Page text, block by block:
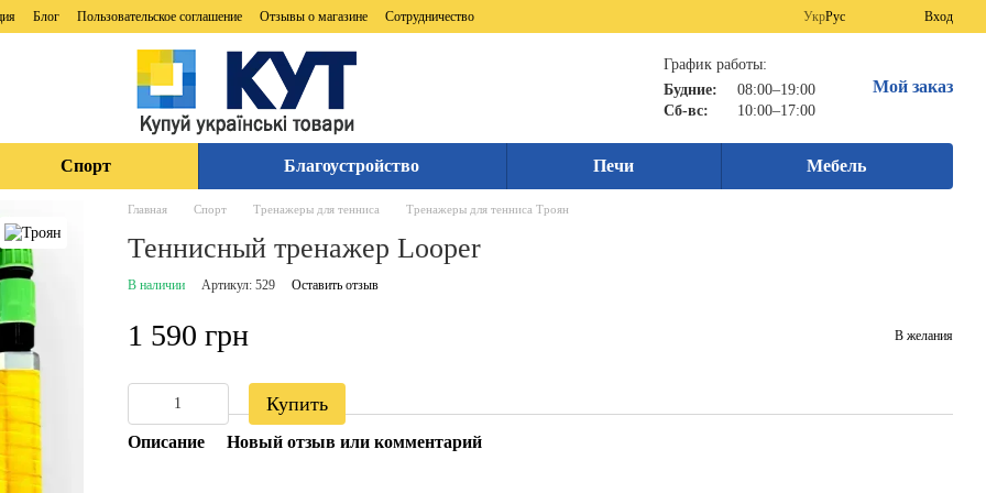
Блог Пользовательское соглашение Отзывы о магазине Сотрудничество УкрРус Вход
График работы:
Будние:
08:00–19:00
Сб-вс:
10:00–17:00
Мой заказ
Спорт Благоустройство Печи Мебель
Главная Спорт Тренажеры для тенниса Тренажеры для тенниса Троян
Теннисный тренажер Looper
В наличии Артикул: 529 Оставить отзыв
1 590 грн В желания
Купить
Описание Новый отзыв или комментарий